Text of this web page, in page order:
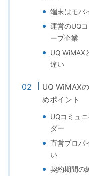
端末はモバ
運営のUQ
ープ企業
UQ WiMAX
違い
UQ WiMAX
めポイント
UQコミュ
ダー
直営プロバ
い
契約期間の